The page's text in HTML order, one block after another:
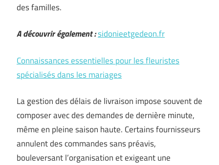
des familles.
A découvrir également :sidonieetgedeon.fr
Connaissances essentielles pour les fleuristes
spécialisés dans les mariages
La gestion des délais de livraison impose souvent de
composer avec des demandes de dernière minute,
même en pleine saison haute. Certains fournisseurs
annulent des commandes sans préavis,
bouleversant l’organisation et exigeant une